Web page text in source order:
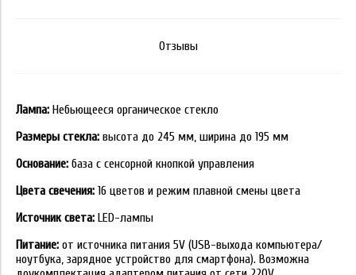
Отзывы
Лампа: Небьющееся органическое стекло
Размеры стекла: высота до 245 мм, ширина до 195 мм
Основание: база с сенсорной кнопкой управления
Цвета свечения: 16 цветов и режим плавной смены цвета
Источник света: LED-лампы
Питание: от источника питания 5V (USB-выхода компьютера/
ноутбука, зарядное устройство для смартфона). Возможна